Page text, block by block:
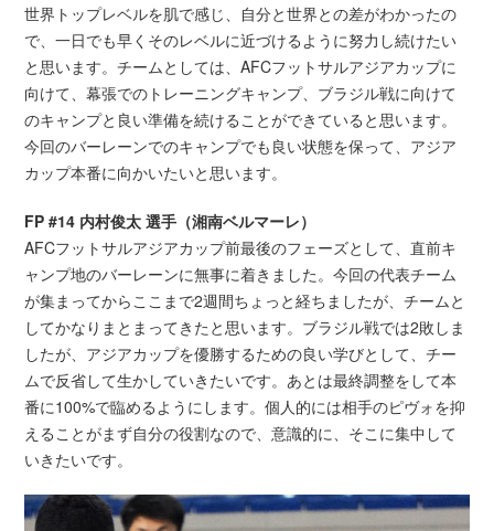
世界トップレベルを肌で感じ、自分と世界との差がわかったの
で、一日でも早くそのレベルに近づけるように努力し続けたい
と思います。チームとしては、AFCフットサルアジアカップに
向けて、幕張でのトレーニングキャンプ、ブラジル戦に向けて
のキャンプと良い準備を続けることができていると思います。
今回のバーレーンでのキャンプでも良い状態を保って、アジア
カップ本番に向かいたいと思います。
FP #14 内村俊太 選手（湘南ベルマーレ）
AFCフットサルアジアカップ前最後のフェーズとして、直前キ
ャンプ地のバーレーンに無事に着きました。今回の代表チーム
が集まってからここまで2週間ちょっと経ちましたが、チームと
してかなりまとまってきたと思います。ブラジル戦では2敗しま
したが、アジアカップを優勝するための良い学びとして、チー
ムで反省して生かしていきたいです。あとは最終調整をして本
番に100%で臨めるようにします。個人的には相手のピヴォを抑
えることがまず自分の役割なので、意識的に、そこに集中して
いきたいです。